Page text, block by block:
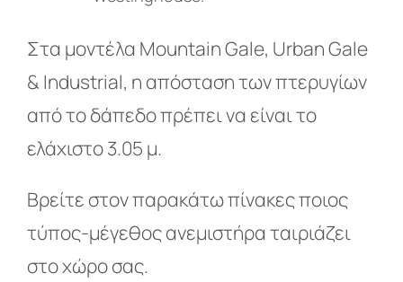
Στα μοντέλα Mountain Gale, Urban Gale
& Industrial, η απόσταση των πτερυγίων
από το δάπεδο πρέπει να είναι το
ελάχιστο 3.05 μ.
Βρείτε στον παρακάτω πίνακες ποιος
τύπος-μέγεθος ανεμιστήρα ταιριάζει
στο χώρο σας.